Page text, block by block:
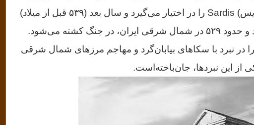
Croesus، پایتخت آن «سارد» (ساردیس) Sardis را در اختیار می‌گیرد و سال بعد (۵۳۹ قبل از میلاد)
به بابل حمله کرده، آنجا را فتح می‌کند و حدود ۵۲۹ در شمال شرقی ایران، در جنگ کشته می‌شود.
نبرد با سکاهای بیابان‌گرد و مهاجم مرزهای شمال شرقی
از این نبردها، جان‌باخته‌است.